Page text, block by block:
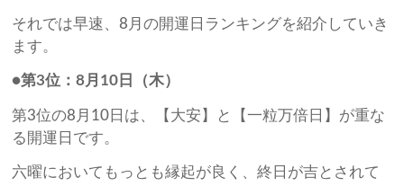
それでは早速、8月の開運日ランキングを紹介していき
ます。
●第3位：8月10日（木）
第3位の8月10日は、【大安】と【一粒万倍日】が重な
る開運日です。
六曜においてもっとも縁起が良く、終日が吉とされて